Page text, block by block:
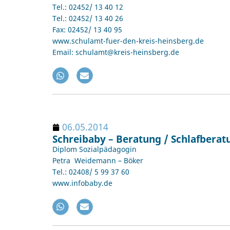
Tel.: 02452/ 13 40 12
Tel.: 02452/ 13 40 26
Fax: 02452/ 13 40 95
www.schulamt-fuer-den-kreis-heinsberg.de
Email: schulamt@kreis-heinsberg.de
06.05.2014
Schreibaby – Beratung /
Diplom Sozialpädagogin
Petra Weidemann – Böker
Tel.: 02408/ 5 99 37 60
www.infobaby.de